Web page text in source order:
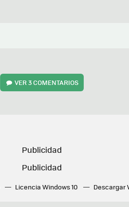
VER3 COMENTARIOS
Licencia Windows 10 Descargar